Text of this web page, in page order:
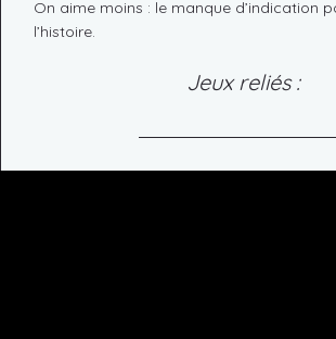
On aime moins : le manque d’indication
l’histoire.
Jeux reliés :